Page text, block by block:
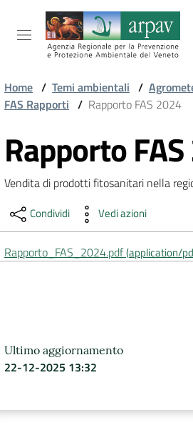
Salta al contenuto
Salta alla navigazione
Salta al footer
ARPAV
TEMI
AMBIENTALI
DATI
AMBIENTALI
Home / Temi ambientali /
FAS Rapporti / Rapporto FAS 2024
Vai al contenuto
Rapporto
Vendita di prodotti fitosanitari nella
Condividi Vedi azioni
Rapporto_FAS_2024.pdf(application/
Ultimo aggiornamento
22-12-2025 13:32